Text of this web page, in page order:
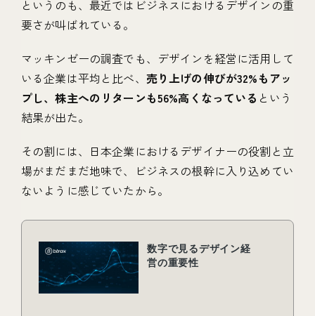
というのも、最近ではビジネスにおけるデザインの重
要さが叫ばれている。
マッキンゼーの調査でも、デザインを経営に活用して
いる企業は平均と比べ、 売り上げの伸びが32%もアッ
プし、株主へのリターンも56%高くなっている という
結果が出た。
その割には、日本企業におけるデザイナーの役割と立
場がまだまだ地味で、ビジネスの根幹に入り込めてい
ないように感じていたから。